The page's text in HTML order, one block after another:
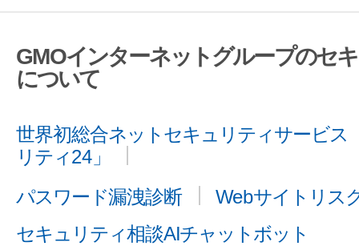
GMOインターネットグループのセ
について
世界初総合ネットセキュリティサービス
リティ24」
パスワード漏洩診断
Webサイトリス
セキュリティ相談AIチャットボット